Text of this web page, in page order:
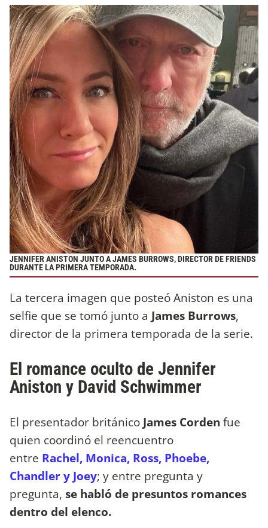
JENNIFER ANISTON JUNTO A JAMES BURROWS, DIRECTOR DE FRIENDS
DURANTE LA PRIMERA TEMPORADA.
La tercera imagen que posteó Aniston es una
selfie que se tomó junto a James Burrows,
director de la primera temporada de la serie.
El romance oculto de Jennifer
Aniston y David Schwimmer
El presentador británico James Corden fue
quien coordinó el reencuentro
entre Rachel, Monica, Ross, Phoebe,
Chandler y Joey; y entre pregunta y
pregunta, se habló de presuntos romances
dentro del elenco.